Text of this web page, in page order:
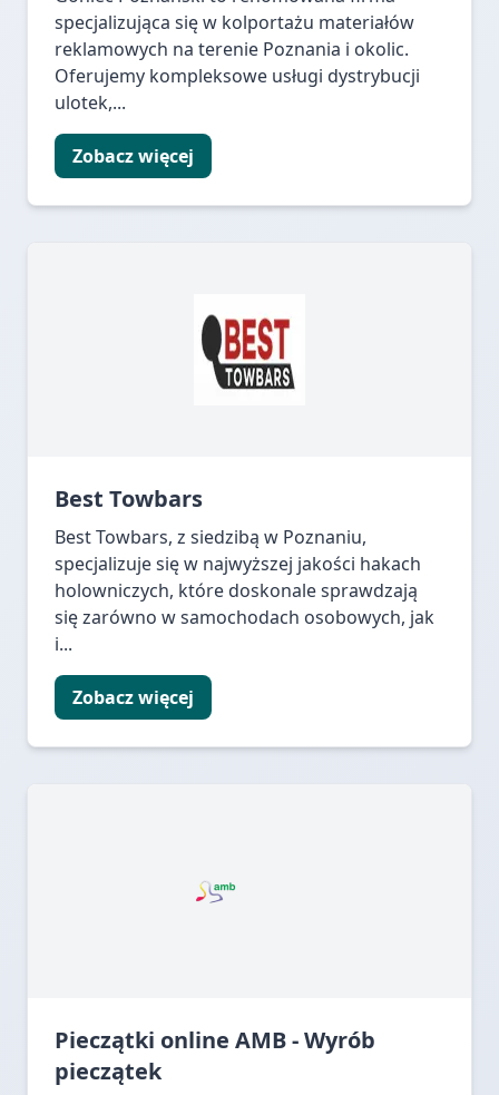
specjalizująca się w kolportażu materiałów
reklamowych na terenie Poznania i okolic.
Oferujemy kompleksowe usługi dystrybucji
ulotek,...
Zobacz więcej
Best Towbars
Best Towbars, z siedzibą w Poznaniu,
specjalizuje się w najwyższej jakości hakach
holowniczych, które doskonale sprawdzają
się zarówno w samochodach osobowych, jak
i...
Zobacz więcej
Pieczątki online AMB - Wyrób
pieczątek